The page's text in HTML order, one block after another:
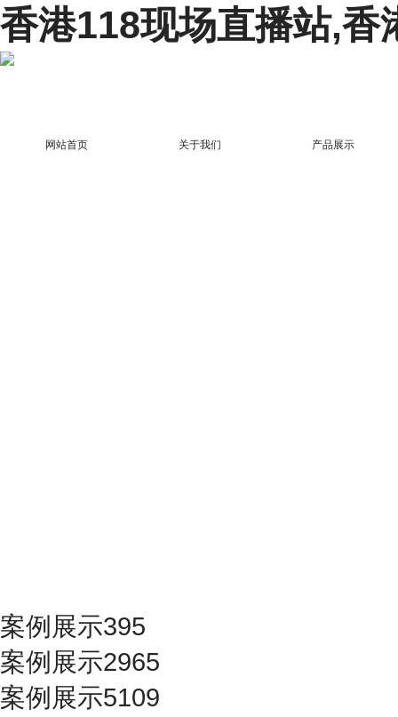
香港118现场直播站,香
网站首页 关于我们 产品展示
案例展示395
案例展示2965
案例展示5109